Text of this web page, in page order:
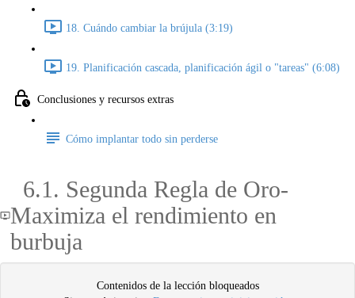
18. Cuándo cambiar la brújula (3:19)
19. Planificación cascada, planificación ágil o "tareas" (6:08)
Conclusiones y recursos extras
Cómo implantar todo sin perderse
6.1. Segunda Regla de Oro-
Maximiza el rendimiento en
burbuja
Contenidos de la lección bloqueados